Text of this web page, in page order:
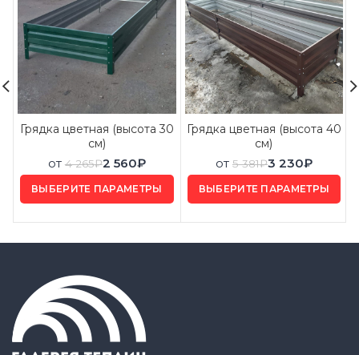
Грядка цветная (высота 30
см)
от 4 265₽2 560₽
ВЫБЕРИТЕ ПАРАМЕТРЫ
Грядка цветная (высота 40
см)
от 5 381₽3 230₽
ВЫБЕРИТЕ ПАРАМЕТРЫ